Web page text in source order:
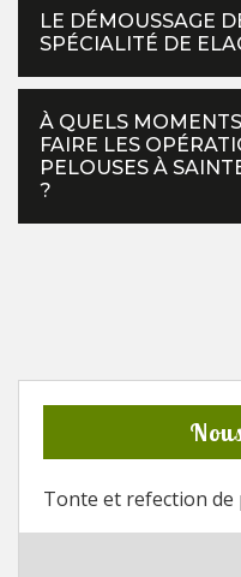
LE DÉMOUSSAGE
SPÉCIALITÉ DE
À QUELS
FAIRE LES
PELOUSES À
?
Tonte et refection de